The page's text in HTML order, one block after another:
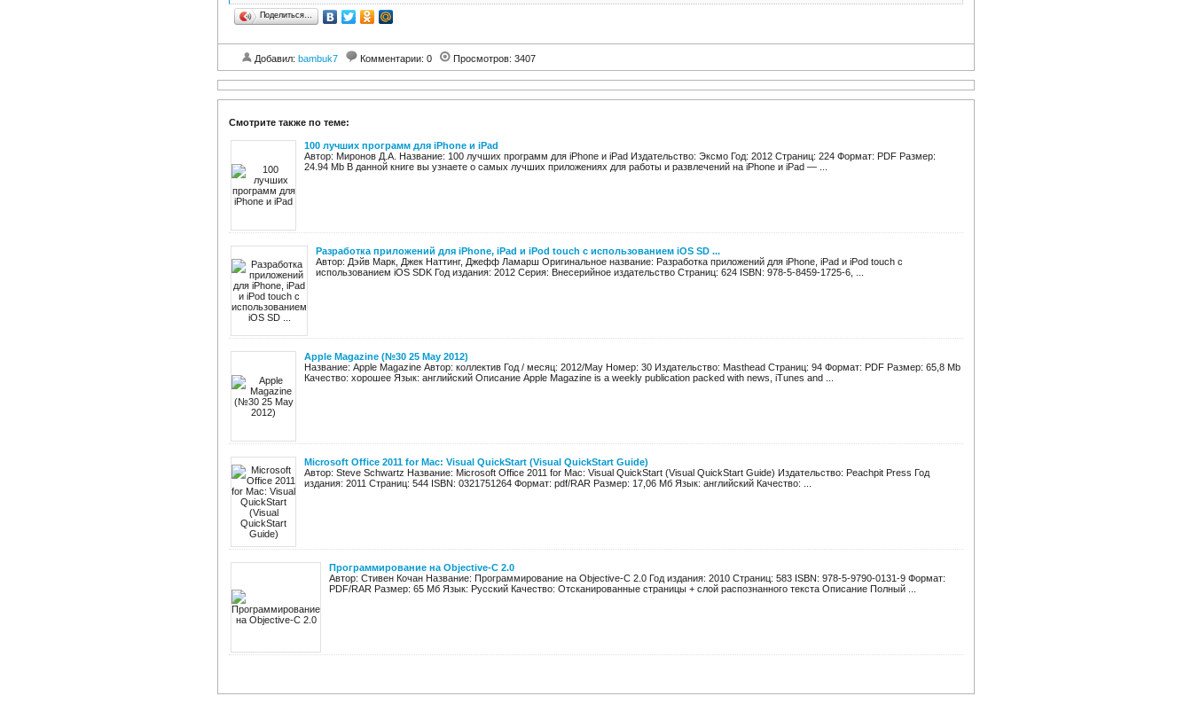
Поделиться…
Добавил: bambuk7 Комментарии: 0 Просмотров: 3407
Смотрите также по теме:
100 лучших программ для iPhone и iPad
Автор: Миронов Д.А. Название: 100 лучших программ для iPhone и iPad Издательство: Эксмо Год: 2012 Страниц: 224 Формат: PDF Размер:
24.94 Mb В данной книге вы узнаете о самых лучших приложениях для работы и развлечений на iPhone и iPad — ...
Разработка приложений для iPhone, iPad и iPod touch с использованием iOS SD ...
Автор: Дэйв Марк, Джек Наттинг, Джефф Ламарш Оригинальное название: Разработка приложений для iPhone, iPad и iPod touch с
использованием iOS SDK Год издания: 2012 Серия: Внесерийное издательство Страниц: 624 ISBN: 978-5-8459-1725-6, ...
Apple Magazine (№30 25 May 2012)
Название: Apple Magazine Автор: коллектив Год / месяц: 2012/May Номер: 30 Издательство: Masthead Страниц: 94 Формат: PDF Размер: 65,8 Mb
Качество: хорошее Язык: английский Описание Apple Magazine is a weekly publication packed with news, iTunes and ...
Microsoft Office 2011 for Mac: Visual QuickStart (Visual QuickStart Guide)
Автор: Steve Schwartz Название: Microsoft Office 2011 for Mac: Visual QuickStart (Visual QuickStart Guide) Издательство: Peachpit Press Год
издания: 2011 Страниц: 544 ISBN: 0321751264 Формат: pdf/RAR Размер: 17,06 Мб Язык: английский Качество: ...
Программирование на Objective-C 2.0
Автор: Стивен Кочан Название: Программирование на Objective-C 2.0 Год издания: 2010 Страниц: 583 ISBN: 978-5-9790-0131-9 Формат:
PDF/RAR Размер: 65 Мб Язык: Русский Качество: Отсканированные страницы + слой распознанного текста Описание Полный ...